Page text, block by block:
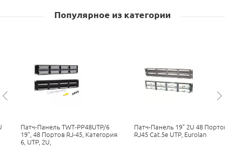
Популярное из категории
Патч-Панель TWT-PP48UTP/6
19", 48 Портов RJ-45, Категория
6, UTP, 2U,
Патч-Панель 19" 2U 48
RJ45 Cat.5e UTP, Eurolan